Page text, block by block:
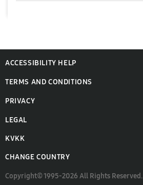
ACCESSIBILITY HELP
TERMS AND CONDITIONS
PRIVACY
LEGAL
KVKK
CHANGE COUNTRY
Copyright© 1995-2026 All Rights Reserved.